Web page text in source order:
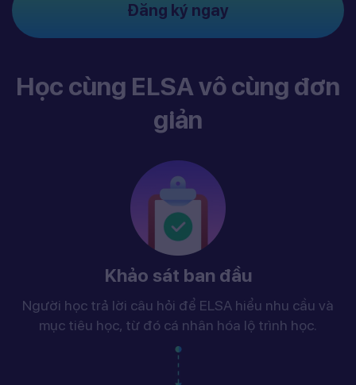
Đăng ký ngay
Học cùng ELSA vô cùng đơn
giản
Khảo sát ban đầu
Người học trả lời câu hỏi để ELSA hiểu nhu cầu và
mục tiêu học, từ đó cá nhân hóa lộ trình học.